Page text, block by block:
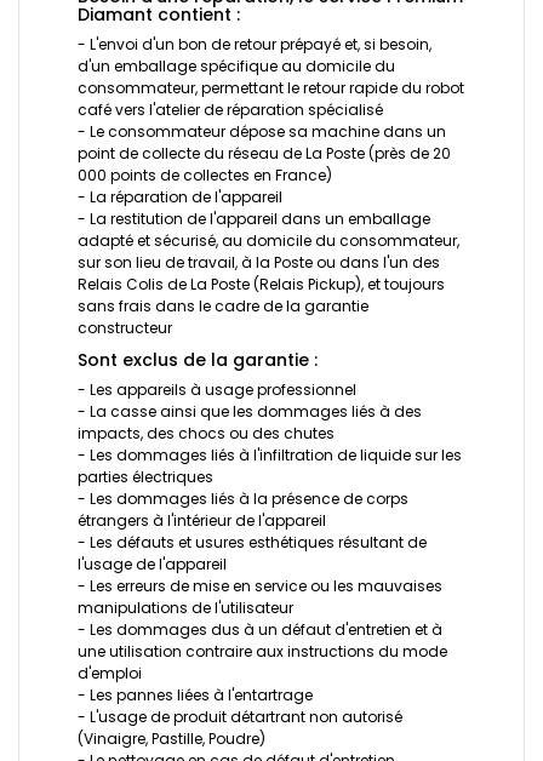
Diamant contient :
- L'envoi d'un bon de retour prépayé et, si besoin,
d'un emballage spécifique au domicile du
consommateur, permettant le retour rapide du robot
café vers l'atelier de réparation spécialisé
- Le consommateur dépose sa machine dans un
point de collecte du réseau de La Poste (près de 20
000 points de collectes en France)
- La réparation de l'appareil
- La restitution de l'appareil dans un emballage
adapté et sécurisé, au domicile du consommateur,
sur son lieu de travail, à la Poste ou dans l'un des
Relais Colis de La Poste (Relais Pickup), et toujours
sans frais dans le cadre de la garantie
constructeur
Sont exclus de la garantie :
- Les appareils à usage professionnel
- La casse ainsi que les dommages liés à des
impacts, des chocs ou des chutes
- Les dommages liés à l'infiltration de liquide sur les
parties électriques
- Les dommages liés à la présence de corps
étrangers à l'intérieur de l'appareil
- Les défauts et usures esthétiques résultant de
l'usage de l'appareil
- Les erreurs de mise en service ou les mauvaises
manipulations de l'utilisateur
- Les dommages dus à un défaut d'entretien et à
une utilisation contraire aux instructions du mode
d'emploi
- Les pannes liées à l'entartrage
- L'usage de produit détartrant non autorisé
(Vinaigre, Pastille, Poudre)